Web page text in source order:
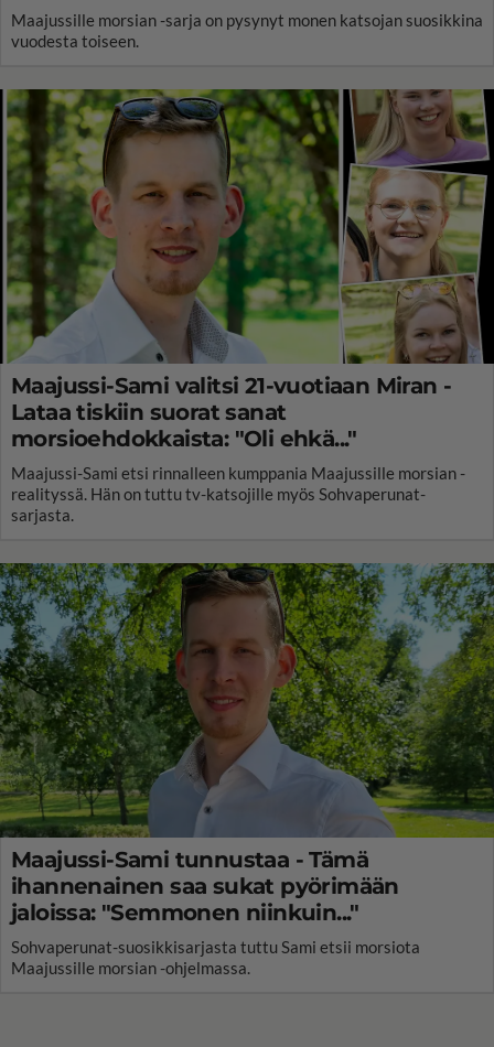
Maajussille morsian -sarja on pysynyt monen katsojan suosikkina
vuodesta toiseen.
Maajussi-Sami valitsi 21-vuotiaan Miran -
Lataa tiskiin suorat sanat
morsioehdokkaista: "Oli ehkä..."
Maajussi-Sami etsi rinnalleen kumppania Maajussille morsian -
realityssä. Hän on tuttu tv-katsojille myös Sohvaperunat-
sarjasta.
Maajussi-Sami tunnustaa - Tämä
ihannenainen saa sukat pyörimään
jaloissa: "Semmonen niinkuin..."
Sohvaperunat-suosikkisarjasta tuttu Sami etsii morsiota
Maajussille morsian -ohjelmassa.